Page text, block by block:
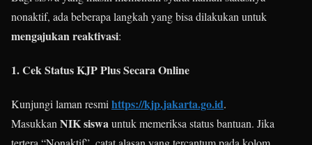
nonaktif, ada beberapa langkah yang bisa dilakukan untuk
mengajukan reaktivasi:
1.Cek Status KJP Plus Secara Online
Kunjungi laman resmihttps://kjp.jakarta.go.id.
MasukkanNIK siswauntuk memeriksa status bantuan. Jika